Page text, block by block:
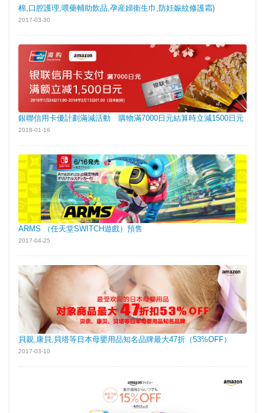
棉,口腔護理,喂藥輔助飲品,孕産婦衛生巾,防妊娠紋修護霜)
2017-03-30
銀聯信用卡優計劃滿減活動 購物滿7000日元結算時立減1500日元
2018-01-16
ARMS （任天堂SWITCH遊戲）預售
2017-04-25
貝親,康貝,貝塔等日本母嬰用品知名品牌最大47折（53%OFF）
2017-03-10